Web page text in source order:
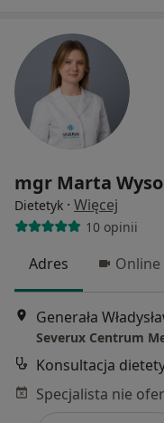
mgr Marta
Dietetyk · Więcej
10 opinii
Adres Online
Severux Centrum
Konsultacja